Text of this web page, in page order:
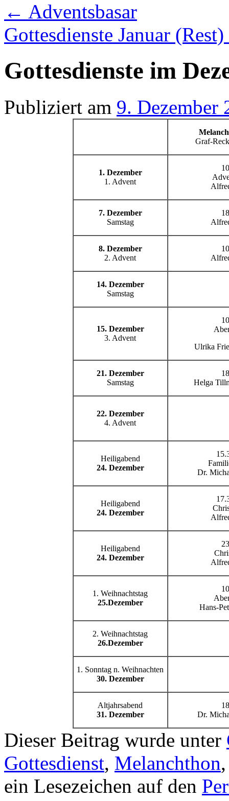
← Adventsbasar
Gottesdienste Januar (Rest)
Gottesdienste im
Publiziert am 9. Dezember
Graf-
1. Dezember
1. Advent
7. Dezember
Samstag
8. Dezember
2. Advent
14. Dezember
Samstag
15. Dezember
3. Advent
Ulrika
21. Dezember
Samstag
Helga
22. Dezember
4. Advent
Heiligabend
24. Dezember
Dr.
Heiligabend
24. Dezember
Heiligabend
24. Dezember
1. Weihnachtstag
25.Dezember
Hans-
2. Weihnachtstag
26.Dezember
1. Sonntag n. Weihnachten
30. Dezember
Altjahrsabend
31. Dezember
Dr.
Dieser Beitrag wurde unter
Gottesdienst, Melanchthon
ein Lesezeichen auf den